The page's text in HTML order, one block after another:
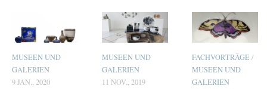
MUSEEN UND
GALERIEN
9 JAN., 2020
MUSEEN UND
GALERIEN
11 NOV., 2019
FACHVORTRÄGE /
MUSEEN UND
GALERIEN